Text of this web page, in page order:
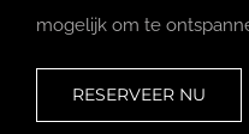
mogelijk om te
RESERVEER NU